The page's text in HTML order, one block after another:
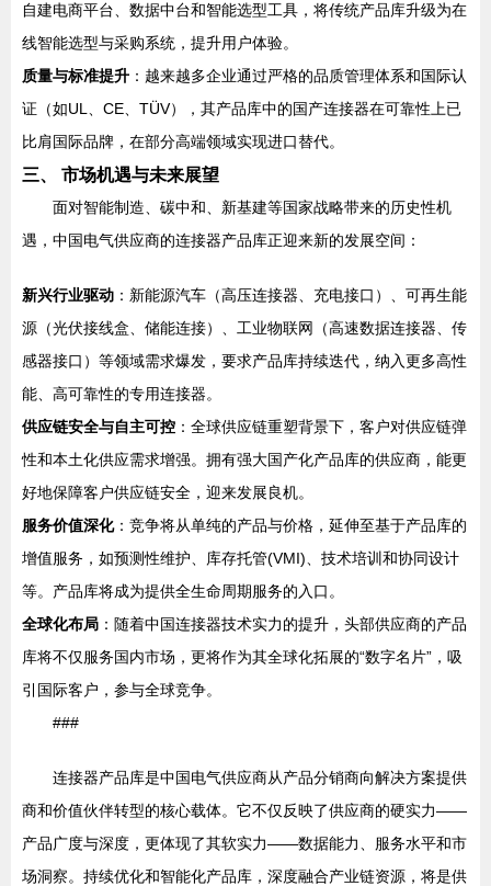
自建电商平台、数据中台和智能选型工具，将传统产品库升级为在
线智能选型与采购系统，提升用户体验。
质量与标准提升 ：越来越多企业通过严格的品质管理体系和国际认
证（如UL、CE、TÜV），其产品库中的国产连接器在可靠性上已
比肩国际品牌，在部分高端领域实现进口替代。
三、 市场机遇与未来展望
面对智能制造、碳中和、新基建等国家战略带来的历史性机
遇，中国电气供应商的连接器产品库正迎来新的发展空间：
新兴行业驱动 ：新能源汽车（高压连接器、充电接口）、可再生能
源（光伏接线盒、储能连接）、工业物联网（高速数据连接器、传
感器接口）等领域需求爆发，要求产品库持续迭代，纳入更多高性
能、高可靠性的专用连接器。
供应链安全与自主可控 ：全球供应链重塑背景下，客户对供应链弹
性和本土化供应需求增强。拥有强大国产化产品库的供应商，能更
好地保障客户供应链安全，迎来发展良机。
服务价值深化：竞争将从单纯的产品与价格，延伸至基于产品库的
增值服务，如预测性维护、库存托管(VMI)、技术培训和协同设计
等。产品库将成为提供全生命周期服务的入口。
全球化布局 ：随着中国连接器技术实力的提升，头部供应商的产品
库将不仅服务国内市场，更将作为其全球化拓展的“数字名片”，吸
引国际客户，参与全球竞争。
###
连接器产品库是中国电气供应商从产品分销商向解决方案提供
商和价值伙伴转型的核心载体。它不仅反映了供应商的硬实力——
产品广度与深度，更体现了其软实力——数据能力、服务水平和市
场洞察。持续优化和智能化产品库，深度融合产业链资源，将是供